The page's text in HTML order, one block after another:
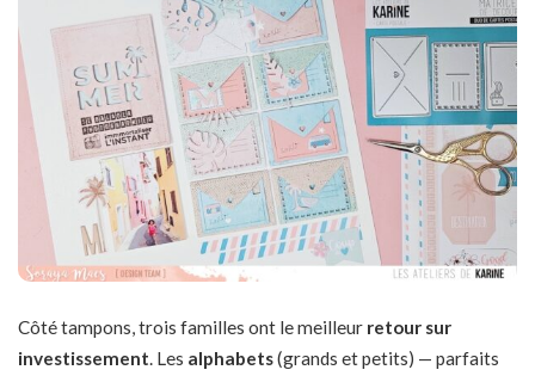
Côté tampons, trois familles ont le meilleur retour sur
investissement. Les alphabets(grands et petits) — parfaits